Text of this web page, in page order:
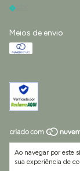
Ao navegar por este
sua experiência de
Meios de envio
2026. Todos os